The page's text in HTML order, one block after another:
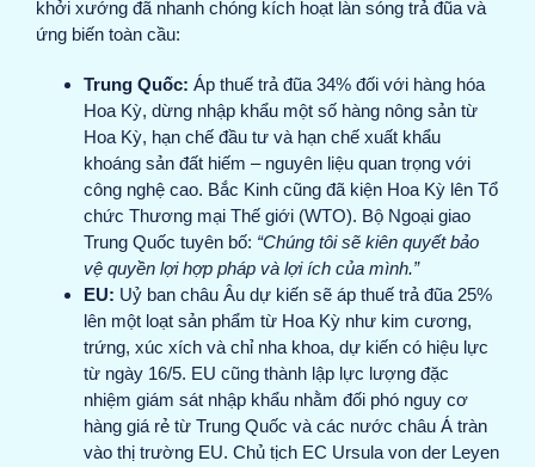
khởi xướng đã nhanh chóng kích hoạt làn sóng trả đũa và
ứng biến toàn cầu:
Trung Quốc: Áp thuế trả đũa 34% đối với hàng hóa
Hoa Kỳ, dừng nhập khẩu một số hàng nông sản từ
Hoa Kỳ, hạn chế đầu tư và hạn chế xuất khẩu
khoáng sản đất hiếm – nguyên liệu quan trọng với
công nghệ cao. Bắc Kinh cũng đã kiện Hoa Kỳ lên Tổ
chức Thương mại Thế giới (WTO). Bộ Ngoại giao
Trung Quốc tuyên bố: “Chúng tôi sẽ kiên quyết bảo
vệ quyền lợi hợp pháp và lợi ích của mình.”
EU: Uỷ ban châu Âu dự kiến sẽ áp thuế trả đũa 25%
lên một loạt sản phẩm từ Hoa Kỳ như kim cương,
trứng, xúc xích và chỉ nha khoa, dự kiến có hiệu lực
từ ngày 16/5. EU cũng thành lập lực lượng đặc
nhiệm giám sát nhập khẩu nhằm đối phó nguy cơ
hàng giá rẻ từ Trung Quốc và các nước châu Á tràn
vào thị trường EU. Chủ tịch EC Ursula von der Leyen